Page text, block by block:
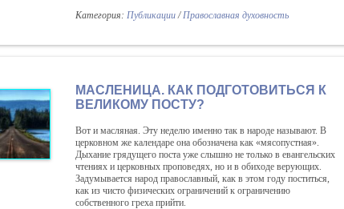
Категория: Публикации/Православная духовность
МАСЛЕНИЦА. КАК ПОДГОТОВИТЬСЯ К
ВЕЛИКОМУ ПОСТУ?
Вот и масляная. Эту неделю именно так в народе называют. В
церковном же календаре она обозначена как «мясопустная».
Дыхание грядущего поста уже слышно не только в евангельских
чтениях и церковных проповедях, но и в обиходе верующих.
Задумывается народ православный, как в этом году поститься,
как из чисто физических ограничений к ограничению
собственного греха прийти.